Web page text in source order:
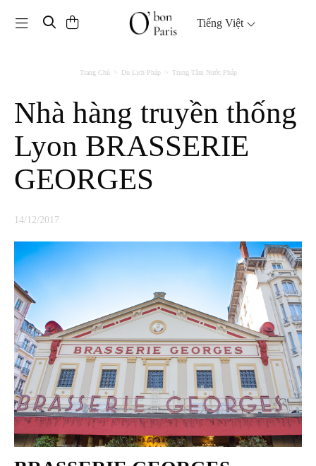
Toggle navigation Tiếng Việt
Trang Chủ Du Lịch Pháp Trung Tâm Nước Pháp
Nhà hàng truyền thống
Lyon BRASSERIE
GEORGES
14/12/2017